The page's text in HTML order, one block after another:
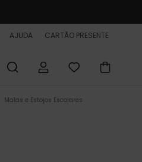
AJUDA CARTÃO PRESENTE
Malas e Estojos Escolares